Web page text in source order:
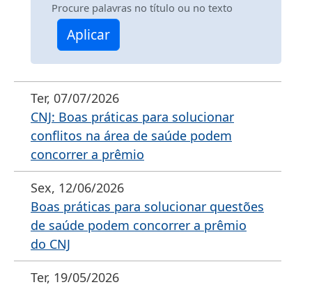
Procure palavras no título ou no texto
Aplicar
Ter, 07/07/2026
CNJ: Boas práticas para solucionar
conflitos na área de saúde podem
concorrer a prêmio
Sex, 12/06/2026
Boas práticas para solucionar questões
de saúde podem concorrer a prêmio
do CNJ
Ter, 19/05/2026